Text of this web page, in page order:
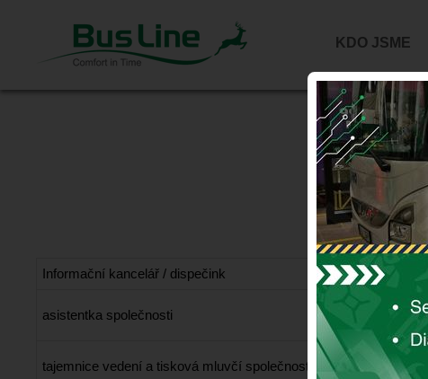
KDO JSME
Informační kancelář / dispečink
asistentka společnosti Andrea Janů
tajemnice vedení a tisková mluvčí společnosti Mgr. Nikola